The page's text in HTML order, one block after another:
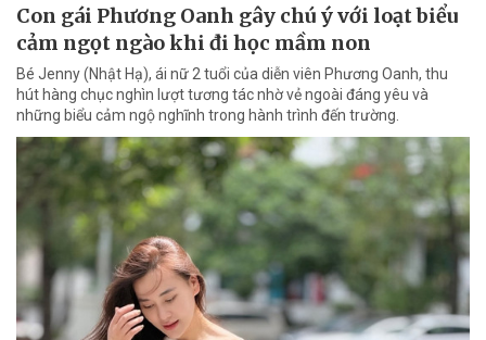
Con gái Phương Oanh gây chú ý với loạt biểu
cảm ngọt ngào khi đi học mầm non
Bé Jenny (Nhật Hạ), ái nữ 2 tuổi của diễn viên Phương Oanh, thu
hút hàng chục nghìn lượt tương tác nhờ vẻ ngoài đáng yêu và
những biểu cảm ngộ nghĩnh trong hành trình đến trường.